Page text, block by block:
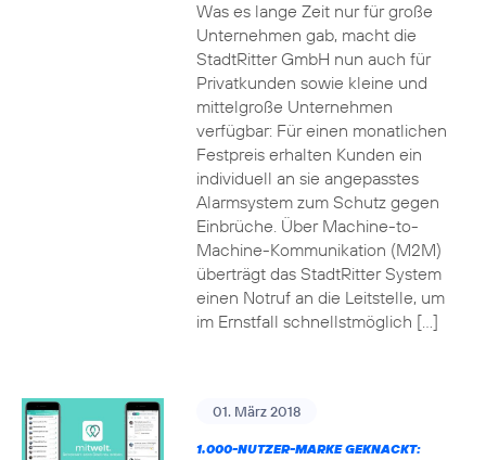
Was es lange Zeit nur für große
Unternehmen gab, macht die
StadtRitter GmbH nun auch für
Privatkunden sowie kleine und
mittelgroße Unternehmen
verfügbar: Für einen monatlichen
Festpreis erhalten Kunden ein
individuell an sie angepasstes
Alarmsystem zum Schutz gegen
Einbrüche. Über Machine-to-
Machine-Kommunikation (M2M)
überträgt das StadtRitter System
einen Notruf an die Leitstelle, um
im Ernstfall schnellstmöglich […]
01. März 2018
1.000-NUTZER-MARKE GEKNACKT: